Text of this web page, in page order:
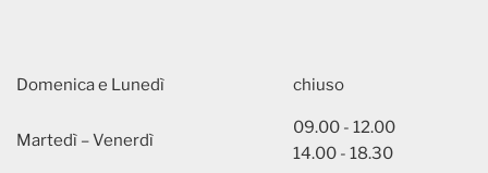
Domenica e Lunedì chiuso
Martedì – Venerdì
09.00 - 12.00
14.00 - 18.30